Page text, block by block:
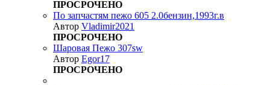
ПРОСРОЧЕНО
По запчастям пежо 605 2.0бензин,1993г.в
Автор Vladimir2021
ПРОСРОЧЕНО
Шаровая Пежо 307sw
Автор Egor17
ПРОСРОЧЕНО